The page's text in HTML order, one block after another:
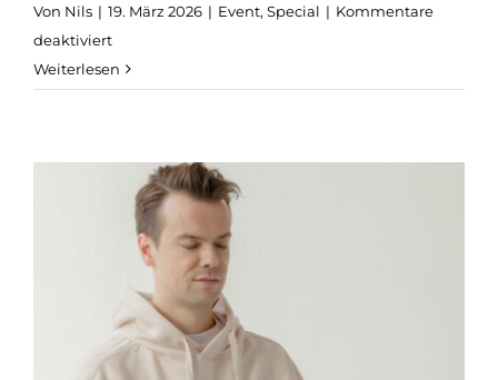
Von Nils | 19. März 2026 | Event, Special | Kommentare
deaktiviertfür
Altona:
Class
Janka
Marie
Weiterlesen